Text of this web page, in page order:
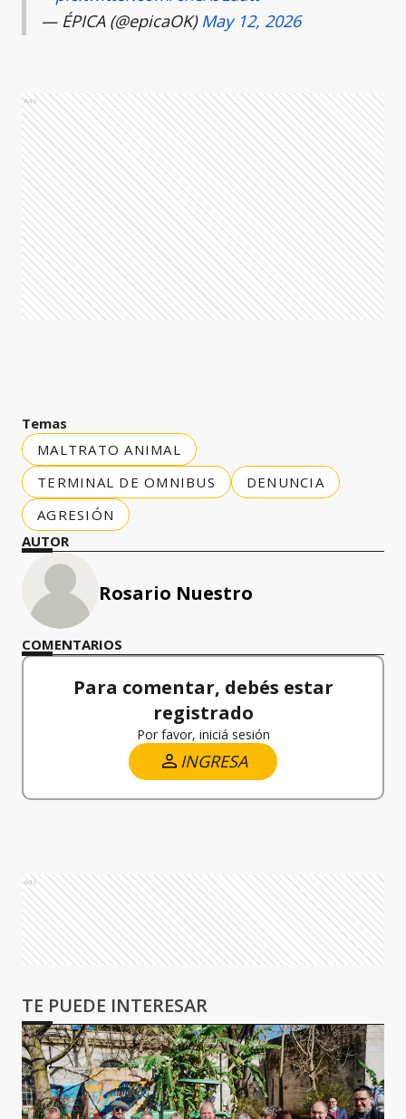
— ÉPICA (@epicaOK) May 12, 2026
Ads
Temas
MALTRATO ANIMAL
TERMINAL DE OMNIBUS
DENUNCIA
AGRESIÓN
AUTOR
Rosario Nuestro
COMENTARIOS
Para comentar, debés estar
registrado
Por favor, iniciá sesión
INGRESA
Ads
TE PUEDE INTERESAR